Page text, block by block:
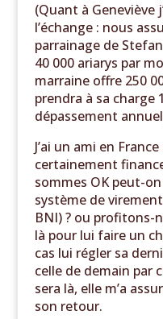
(Quant à Geneviève
l’échange : nous
parrainage de
40 000 ariarys par
marraine offre 250
prendra à sa charge
dépassement
J’ai un ami en
certainement
sommes OK peut-
système de
BNI) ? ou profitons-
là pour lui faire un
cas lui régler sa
celle de demain par
sera là, elle m’a
son retour.